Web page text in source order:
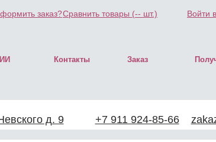
заказ?Сравнить товары (-- шт.) Войти
Контакты Заказ
д. 9 +7 911 924-85-66